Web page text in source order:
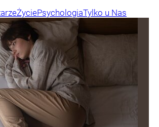
ŻyciePsychologiaTylko u Nas